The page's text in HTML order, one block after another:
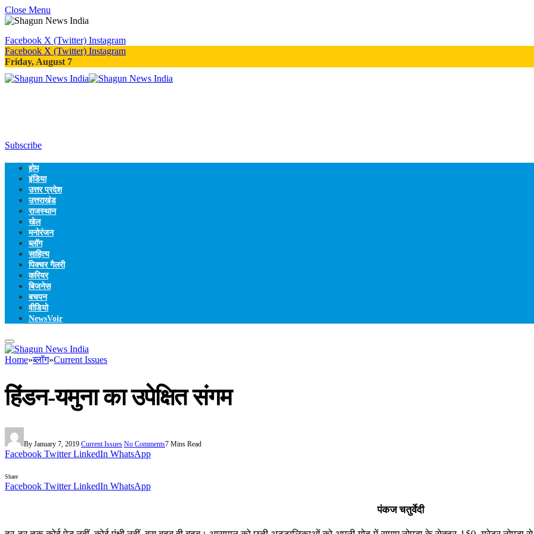
Close Menu
Facebook X (Twitter) Instagram
Facebook X (Twitter) Instagram
Friday, August 7
Subscribe
होम
इंडिया
उत्तर प्रदेश
उत्तराखंड
राजस्थान
खेल
मनोरंजन
ब्लॉग
साहित्य
पिक्चर गैलरी
करियर
बिजनेस
बचपन
वीडियो
NewsVoir
Home»ब्लॉग»Current Issues
हिंडन-यमुना का उपेक्षित संगम
By January 7, 2019 Current Issues No Comments7 Mins Read
Facebook Twitter LinkedIn WhatsApp
Share
Facebook Twitter LinkedIn WhatsApp
पंकज चतुर्वेदी